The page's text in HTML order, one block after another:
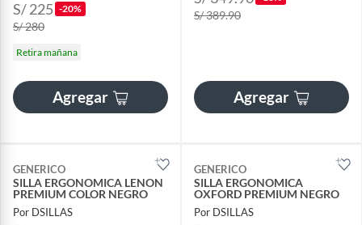
S/ 225 -20%
S/ 280
Retira mañana
Agregar
S/ 389.90
Agregar
GENERICO
SILLA ERGONOMICA LENON
PREMIUM COLOR NEGRO
Por DSILLAS
GENERICO
SILLA ERGONOMICA
OXFORD PREMIUM NEGRO
Por DSILLAS